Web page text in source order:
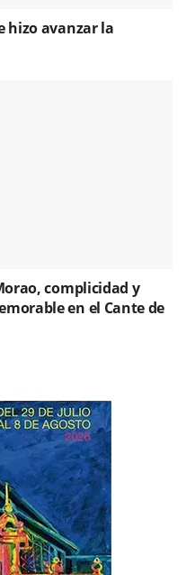
hizo avanzar la
complicidad y
en el Cante de